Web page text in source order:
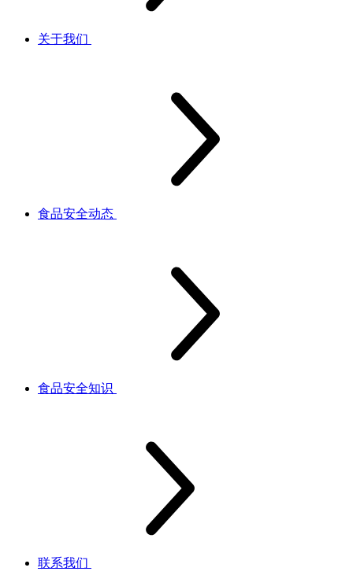
关于我们
食品安全动态
食品安全知识
联系我们